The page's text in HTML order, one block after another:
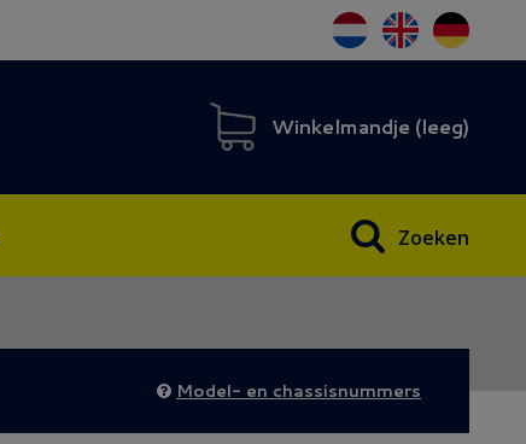
Winkelmandje (leeg)
Zoeken
Model- en chassisnummers